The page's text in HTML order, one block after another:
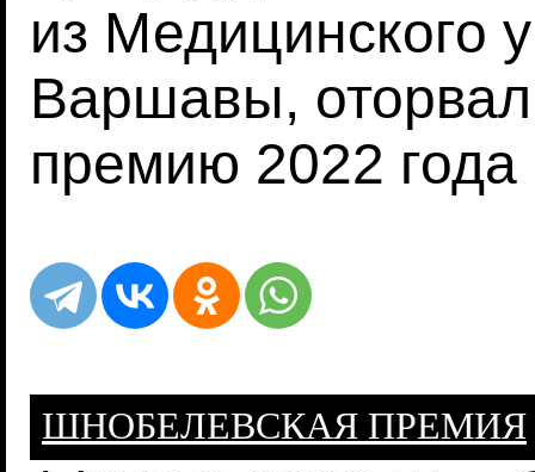
из Медицинского
Варшавы,
премию 2022
ШНОБЕЛЕВСКАЯ ПРЕМИЯ